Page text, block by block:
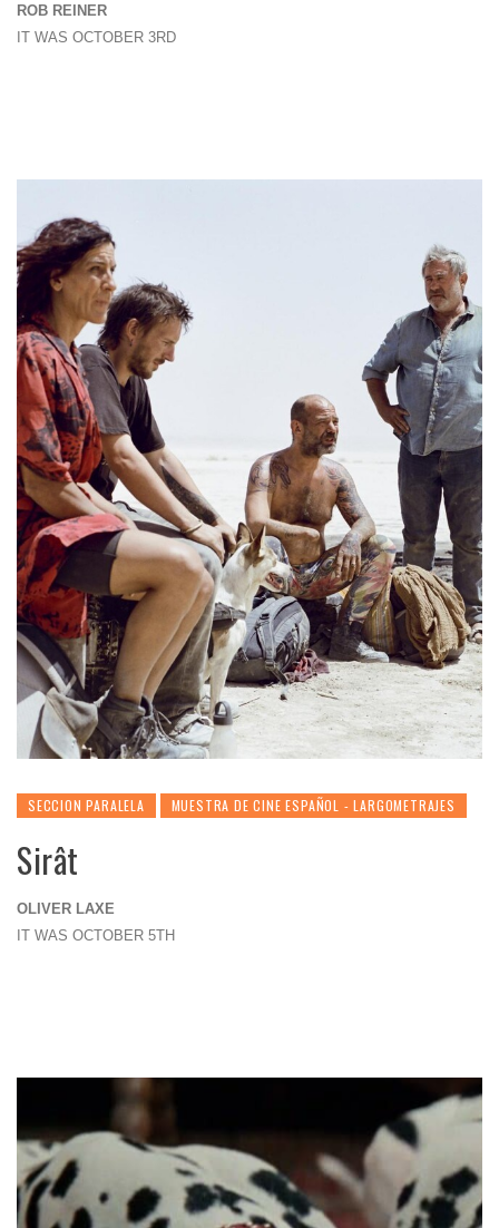
ROB REINER
IT WAS OCTOBER 3RD
SECCION PARALELA MUESTRA DE CINE ESPAÑOL - LARGOMETRAJES
Sirât
OLIVER LAXE
IT WAS OCTOBER 5TH